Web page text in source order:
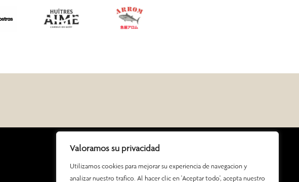
Valoramos su privacidad
Utilizamos cookies para mejorar su experiencia de navegacion y
analizar nuestro trafico. Al hacer clic en 'Aceptar todo', acepta nuestro
Contacto